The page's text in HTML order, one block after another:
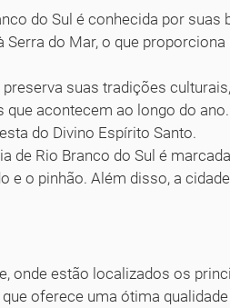
do Sul é conhecida por suas
do Mar, o que
preserva suas tradições
acontecem ao longo do
do Divino Espírito Santo.
de Rio Branco do Sul é
e o pinhão. Além disso, a
onde estão localizados os
oferece uma ótima